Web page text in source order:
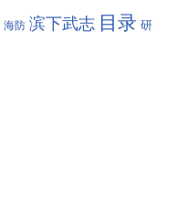
海防 滨下武志 目录 研